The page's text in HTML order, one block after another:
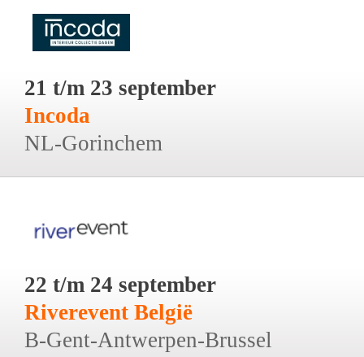
21 t/m 23 september
Incoda
NL-Gorinchem
22 t/m 24 september
Riverevent België
B-Gent-Antwerpen-Brussel